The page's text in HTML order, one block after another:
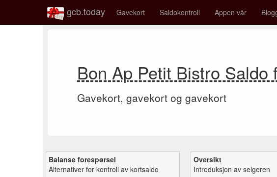
gcb.today Gavekort Saldokontroll Appen vår
Bon Ap Petit Bistro Saldo
Gavekort, gavekort og gavekort
Balanse forespørsel
Alternativer for kontroll av kortsaldo
Oversikt
Introduksjon av selgeren